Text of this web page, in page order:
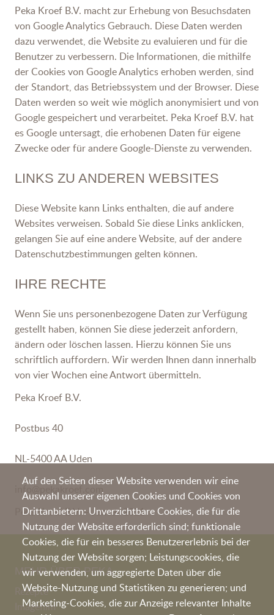
Peka Kroef B.V. macht zur Erhebung von Besuchsdaten
von Google Analytics Gebrauch. Diese Daten werden
dazu verwendet, die Website zu evaluieren und für die
Benutzer zu verbessern. Die Informationen, die mithilfe
der Cookies von Google Analytics erhoben werden, sind
der Standort, das Betriebssystem und der Browser. Diese
Daten werden so weit wie möglich anonymisiert und von
Google gespeichert und verarbeitet. Peka Kroef B.V. hat
es Google untersagt, die erhobenen Daten für eigene
Zwecke oder für andere Google-Dienste zu verwenden.
LINKS ZU ANDEREN WEBSITES
Diese Website kann Links enthalten, die auf andere
Websites verweisen. Sobald Sie diese Links anklicken,
gelangen Sie auf eine andere Website, auf der andere
Datenschutzbestimmungen gelten können.
IHRE RECHTE
Wenn Sie uns personenbezogene Daten zur Verfügung
gestellt haben, können Sie diese jederzeit anfordern,
ändern oder löschen lassen. Hierzu können Sie uns
schriftlich auffordern. Wir werden Ihnen dann innerhalb
von vier Wochen eine Antwort übermitteln.
Peka Kroef B.V.
Postbus 40
NL-5400 AA Uden
info@pekakroef.com
Peka Kroef B.V. – Januar 2021
Auf den Seiten dieser Website verwenden wir eine
Auswahl unserer eigenen Cookies und Cookies von
Drittanbietern: Unverzichtbare Cookies, die für die
Nutzung der Website erforderlich sind; funktionale
Cookies, die für ein besseres Benutzererlebnis bei der
Nutzung der Website sorgen; Leistungscookies, die
wir verwenden, um aggregierte Daten über die
Website-Nutzung und Statistiken zu generieren; und
Marketing-Cookies, die zur Anzeige relevanter Inhalte
MEHR ÜBER PEKA
Rezepte
Imagefilm